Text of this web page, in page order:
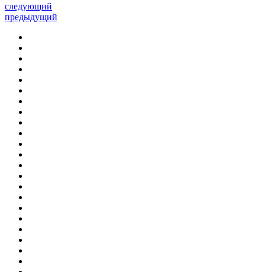
следующий
предыдущий